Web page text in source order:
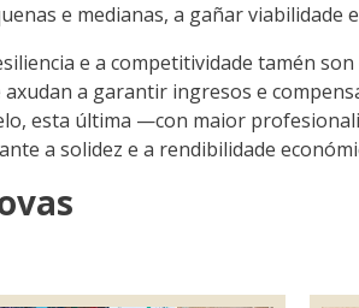
e medianas, a gañar viabilidade
e a competitividade tamén
axudan a garantir ingresos e
esta última —con maior
a solidez e a rendibilidade